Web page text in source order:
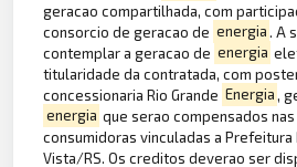
geracao compartilhada, com
consorcio de geracao de energia. A
contemplar a geracao de energia
titularidade da contratada, com
concessionaria Rio Grande Energia,
energia que serao compensados
consumidoras vinculadas a Prefeitura
Vista/RS. Os creditos deverao ser